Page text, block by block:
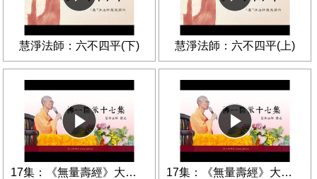
慧淨法師：六不四平(下) 慧淨法師：六不四平(上)
17集：《無量壽經》大意第20講 17集：《無量壽經》大意第19講